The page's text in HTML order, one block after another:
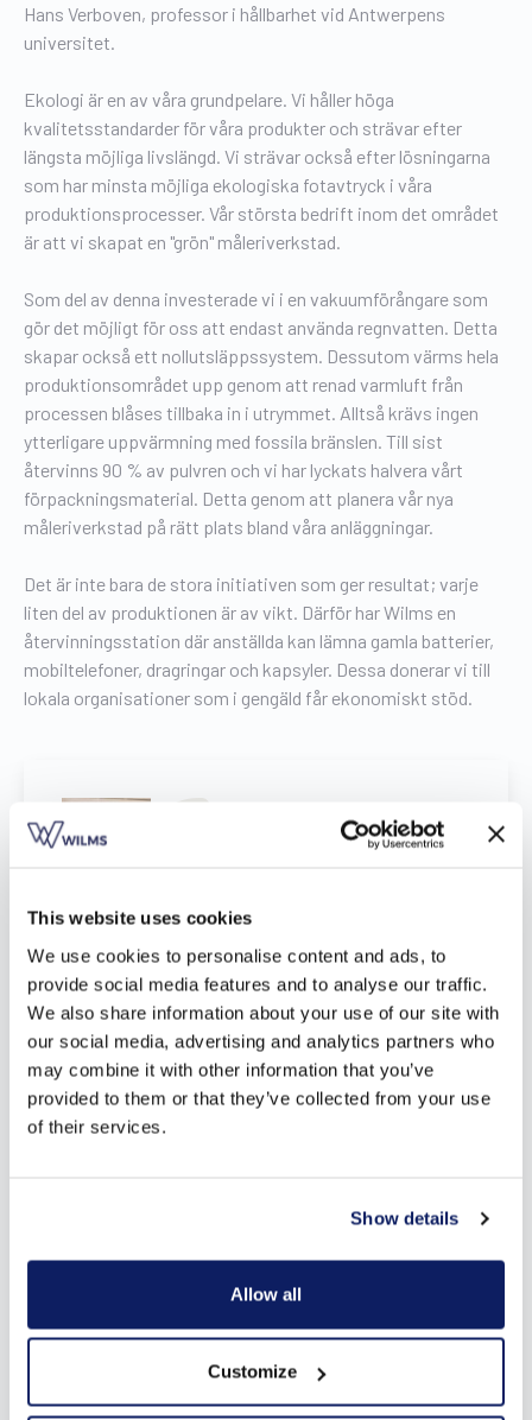
This website uses cookies
We use cookies to personalise content and ads, to
provide social media features and to analyse our traffic.
We also share information about your use of our site with
our social media, advertising and analytics partners who
may combine it with other information that you’ve
provided to them or that they’ve collected from your use
of their services.
Show details
Allow all
Customize
Hans Verboven, professor i hållbarhet vid Antwerpens
universitet.
Ekologi är en av våra grundpelare. Vi håller höga
kvalitetsstandarder för våra produkter och strävar efter
längsta möjliga livslängd. Vi strävar också efter lösningarna
som har minsta möjliga ekologiska fotavtryck i våra
produktionsprocesser. Vår största bedrift inom det området
är att vi skapat en "grön" måleriverkstad.
Som del av denna investerade vi i en vakuumförångare som
gör det möjligt för oss att endast använda regnvatten. Detta
skapar också ett nollutsläppssystem. Dessutom värms hela
produktionsområdet upp genom att renad varmluft från
processen blåses tillbaka in i utrymmet. Alltså krävs ingen
ytterligare uppvärmning med fossila bränslen. Till sist
återvinns 90 % av pulvren och vi har lyckats halvera vårt
förpackningsmaterial. Detta genom att planera vår nya
måleriverkstad på rätt plats bland våra anläggningar.
Det är inte bara de stora initiativen som ger resultat; varje
liten del av produktionen är av vikt. Därför har Wilms en
återvinningsstation där anställda kan lämna gamla batterier,
mobiltelefoner, dragringar och kapsyler. Dessa donerar vi till
lokala organisationer som i gengäld får ekonomiskt stöd.
innovation och hållbarhet i sitt DNA.
processförbättringar och HR-policyer. Wilms är ett
starkt värderingsstyrt företag med en långsiktig
vision."
Hans Verboven, professor i hållbarhet vid
Antwerpens universitet.
Engagemang, tillförlitlighet och samarbete: de tre ledorden i
kan räkna med ett gott samarbete, hög tillförlitlighet och
engagemang från organisationen.
produktionen och huvudkontoret ligger därför på samma
plats. Utöver egna extruderingslinjer, konfektion,